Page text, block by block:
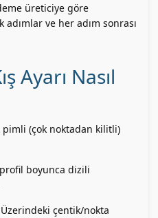
üreticiye göre
ve her adım sonrası
Ayarı Nasıl
pimli (çok noktadan kilitli)
boyunca dizili
Üzerindeki çentik/nokta